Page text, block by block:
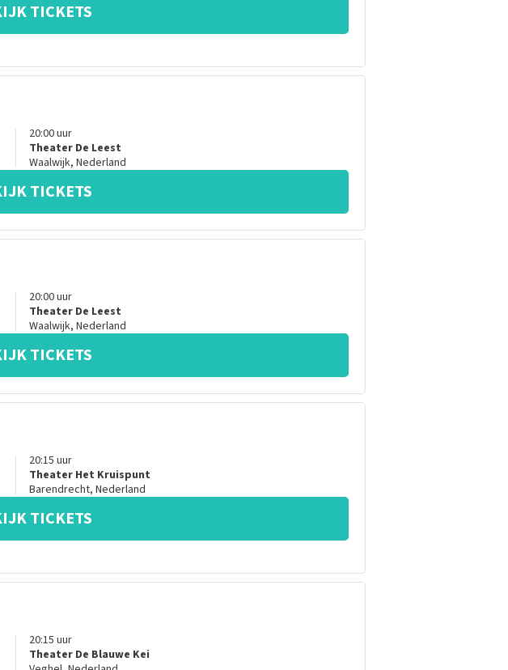
TICKETS
20:00uur
Theater De Leest
Waalwijk, Nederland
TICKETS
20:00uur
Theater De Leest
Waalwijk, Nederland
TICKETS
20:15 uur
Theater Het Kruispunt
Barendrecht, Nederland
TICKETS
20:15 uur
Theater De Blauwe Kei